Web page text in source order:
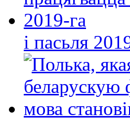
і пасьля